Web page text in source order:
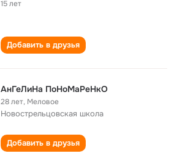
15 лет
Добавить в друзья
АнГеЛиНа ПоНоМаРеНкО
28 лет, Меловое
Новострельцовская школа
Добавить в друзья